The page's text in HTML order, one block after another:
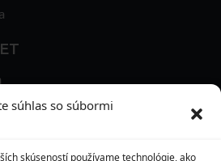
súhlas so súbormi
skúseností používame technológie, ako